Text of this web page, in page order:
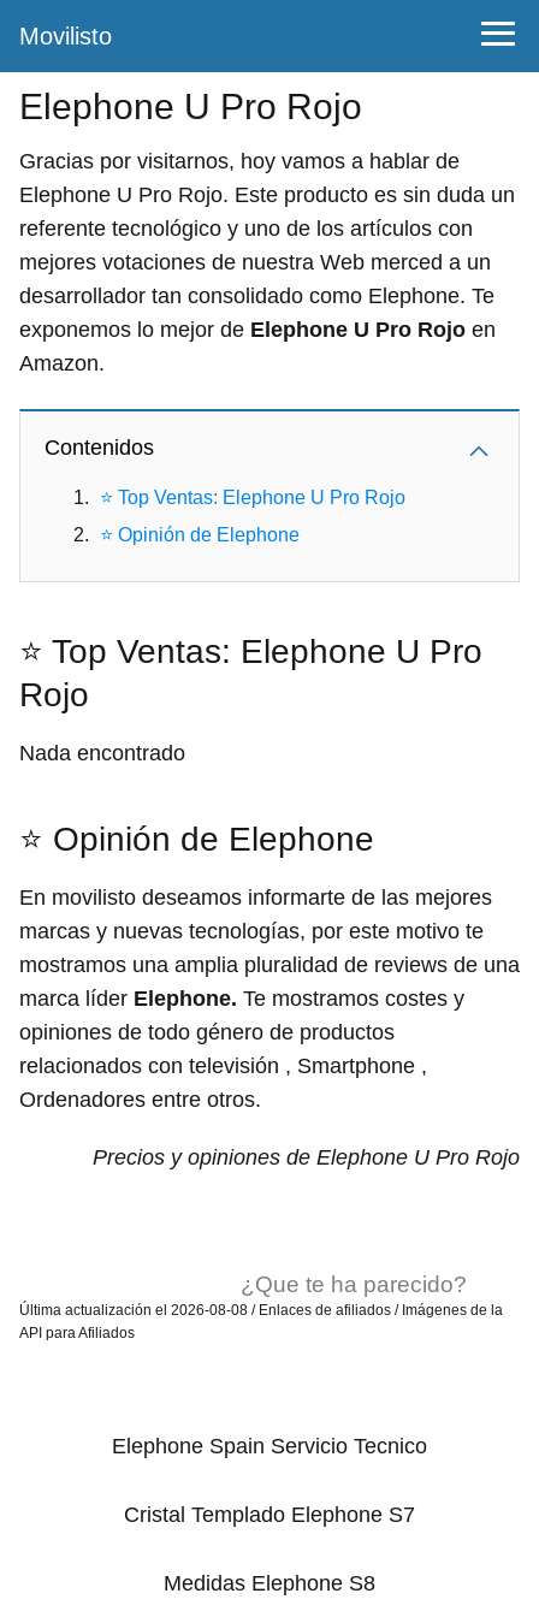
Movilisto
Elephone U Pro Rojo
Gracias por visitarnos, hoy vamos a hablar de
Elephone U Pro Rojo. Este producto es sin duda un
referente tecnológico y uno de los artículos con
mejores votaciones de nuestra Web merced a un
desarrollador tan consolidado como Elephone. Te
exponemos lo mejor de Elephone U Pro Rojo en
Amazon.
Contenidos
⭐ Top Ventas: Elephone U Pro Rojo
⭐ Opinión de Elephone
⭐ Top Ventas: Elephone U Pro
Rojo
Nada encontrado
⭐ Opinión de Elephone
En movilisto deseamos informarte de las mejores
marcas y nuevas tecnologías, por este motivo te
mostramos una amplia pluralidad de reviews de una
marca líder Elephone. Te mostramos costes y
opiniones de todo género de productos
relacionados con televisión , Smartphone ,
Ordenadores entre otros.
Precios y opiniones de Elephone U Pro Rojo
¿Que te ha parecido?
Última actualización el 2026-08-08 / Enlaces de afiliados / Imágenes de la
API para Afiliados
Elephone Spain Servicio Tecnico
Cristal Templado Elephone S7
Medidas Elephone S8